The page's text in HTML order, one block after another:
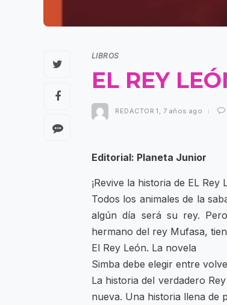
LIBROS
EL REY
REDACTOR 1 , 7 años ago
Editorial: Planeta Junior
¡Revive la historia de EL
Todos los animales de la
algún día será su rey.
hermano del rey Mufasa,
El Rey León. La novela
Simba debe elegir entre
La historia del verdadero
nueva. Una historia llena de